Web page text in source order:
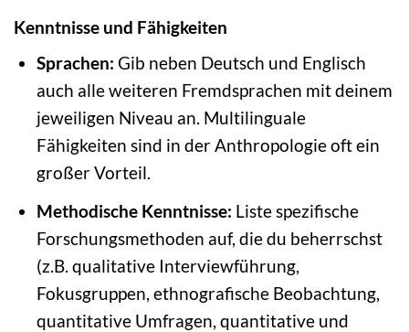
Kenntnisse und Fähigkeiten
Sprachen: Gib neben Deutsch und Englisch
auch alle weiteren Fremdsprachen mit deinem
jeweiligen Niveau an. Multilinguale
Fähigkeiten sind in der Anthropologie oft ein
großer Vorteil.
Methodische Kenntnisse: Liste spezifische
Forschungsmethoden auf, die du beherrschst
(z.B. qualitative Interviewführung,
Fokusgruppen, ethnografische Beobachtung,
quantitative Umfragen, quantitative und